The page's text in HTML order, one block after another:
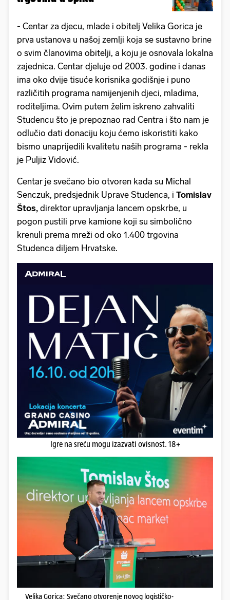
- Centar za djecu, mlade i obitelj Velika Gorica je
prva ustanova u našoj zemlji koja se sustavno brine
o svim članovima obitelji, a koju je osnovala lokalna
zajednica. Centar djeluje od 2003. godine i danas
ima oko dvije tisuće korisnika godišnje i puno
različitih programa namijenjenih djeci, mladima,
roditeljima. Ovim putem želim iskreno zahvaliti
Studencu što je prepoznao rad Centra i što nam je
odlučio dati donaciju koju ćemo iskoristiti kako
bismo unaprijedili kvalitetu naših programa - rekla
je Puljiz Vidović.
Centar je svečano bio otvoren kada su Michal
Senczuk, predsjednik Uprave Studenca, i Tomislav
Štos, direktor upravljanja lancem opskrbe, u
pogon pustili prve kamione koji su simbolično
krenuli prema mreži od oko 1.400 trgovina
Studenca diljem Hrvatske.
Igre na sreću mogu izazvati ovisnost. 18+
Velika Gorica: Svečano otvorenje novog logističko-